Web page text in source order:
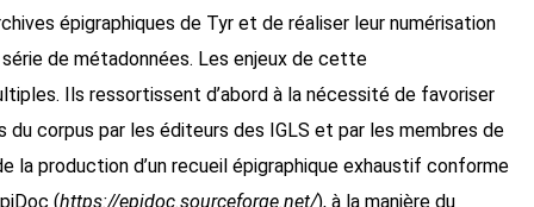
épigraphiques de Tyr et de réaliser leur numérisation
de métadonnées. Les enjeux de cette
Ils ressortissent d’abord à la nécessité de favoriser
du corpus par les éditeurs des IGLS et par les membres de
la production d’un recueil épigraphique exhaustif conforme
(https://epidoc.sourceforge.net/), à la manière du